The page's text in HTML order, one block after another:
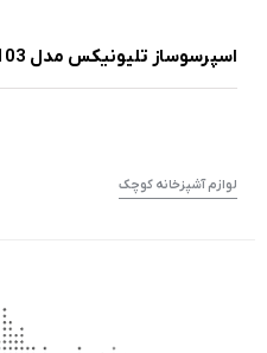
اسپرسوساز تلیونیکس مدل 5103
لوازم آشپزخانه کوچک